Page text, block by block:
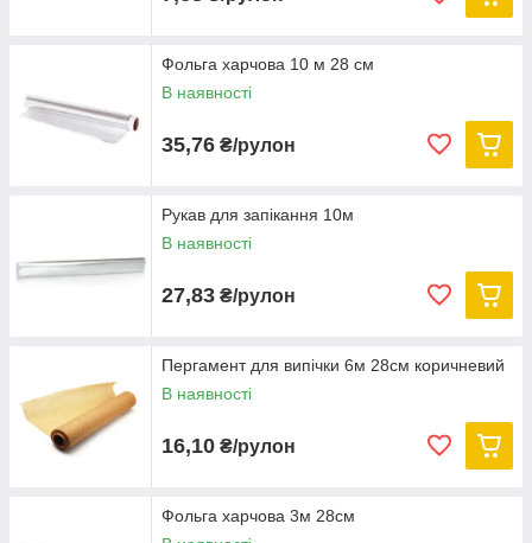
Фольга харчова 10 м 28 см
В наявності
35,76 ₴/рулон
Рукав для запікання 10м
В наявності
27,83 ₴/рулон
Пергамент для випічки 6м 28см коричневий
В наявності
16,10 ₴/рулон
Фольга харчова 3м 28см